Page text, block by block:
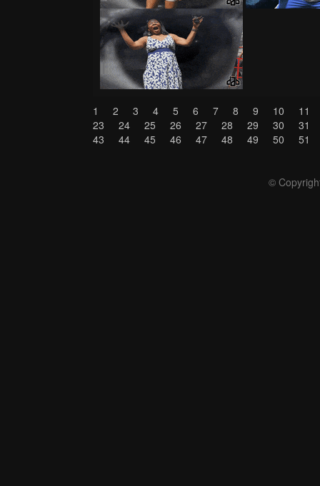
1 2 3 4 5 6 7 8 9 10
11
23
24 25 26 27 28 29 30
31
43
44 45 46 47 48 49 50 51
©